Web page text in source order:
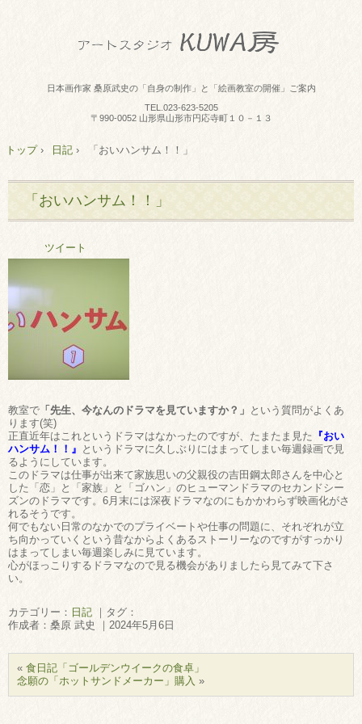
日本画作家 桑原武史の「自身の制作」と「絵画教室の開催」ご案内
TEL. 023-623-5205
〒990-0052 山形県山形市円応寺町１０－１３
トップ› 日記 › 「おいハンサム！！」
「おいハンサム！！」
ツイート
教室で 「先生、今なんのドラマを見ていますか？」 という質問がよくあ
ります(笑)
正直近年はこれというドラマはなかったのですが、たまたま見た 『おい
ハンサム！！』 というドラマに久しぶりにはまってしまい毎週録画で見
るようにしています。
このドラマは仕事が出来て家族思いの父親役の吉田鋼太郎さんを中心と
した「恋」と「家族」と「ゴハン」のヒューマンドラマのセカンドシー
ズンのドラマです。6月末には深夜ドラマなのにもかかわらず映画化がさ
れるそうです。
何でもない日常のなかでのプライベートや仕事の問題に、それぞれが立
ち向かっていくという昔なからよくあるストーリーなのですがすっかり
はまってしまい毎週楽しみに見ています。
心がほっこりするドラマなので見る機会がありましたら見てみて下さ
い。
カテゴリー： 日記 ｜タグ：
作成者：桑原 武史 ｜2024年5月6日
« 食日記「ゴールデンウイークの食卓」
念願の「ホットサンドメーカー」購入 »